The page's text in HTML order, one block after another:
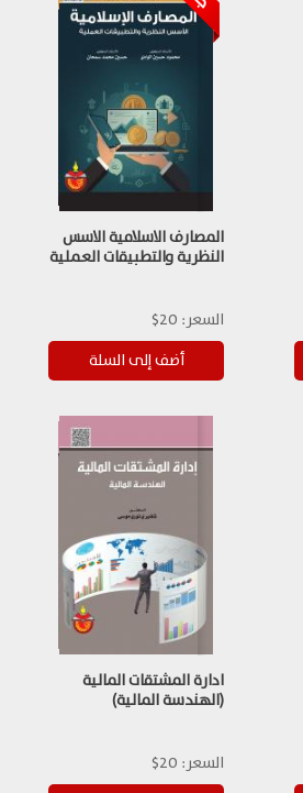
المصارف الاسلامية الاسس
النظرية والتطبيقات العملية
السعر: 20$
ادارة المشتقات المالية
(الهندسة المالية)
السعر: 20$